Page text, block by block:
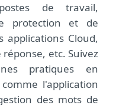
de travail,
protection et de
applications Cloud,
etc. Suivez
pratiques en
l'application
des mots de